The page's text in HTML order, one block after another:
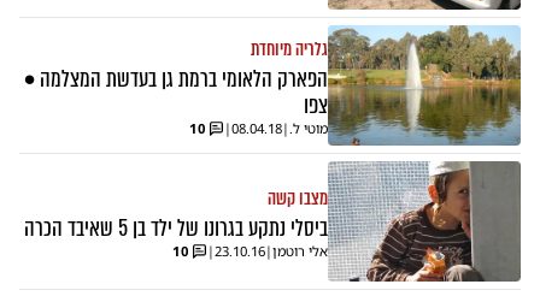
גלריה מיוחדת
הפארק הלאומי ברמת גן בעדשת המצלמה •
צפו
מוטי ל.|
08.04.18
|
10
מצבו קשה
ביסלי נתקע בגרונו של ילד בן 5 שאיבד הכרה
אלי רוטמן|
23.10.16
|
10